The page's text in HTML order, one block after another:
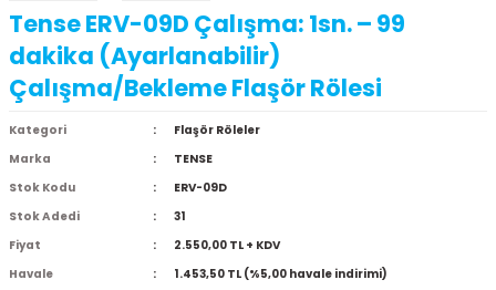
Tense ERV-09D Çalışma: 1sn. – 99
dakika (Ayarlanabilir)
Çalışma/Bekleme Flaşör Rölesi
Kategori
Flaşör Röleler
Marka
TENSE
Stok Kodu
ERV-09D
Stok Adedi
31
Fiyat
2.550,00 TL + KDV
Havale
1.453,50 TL (%5,00 havale indirimi)